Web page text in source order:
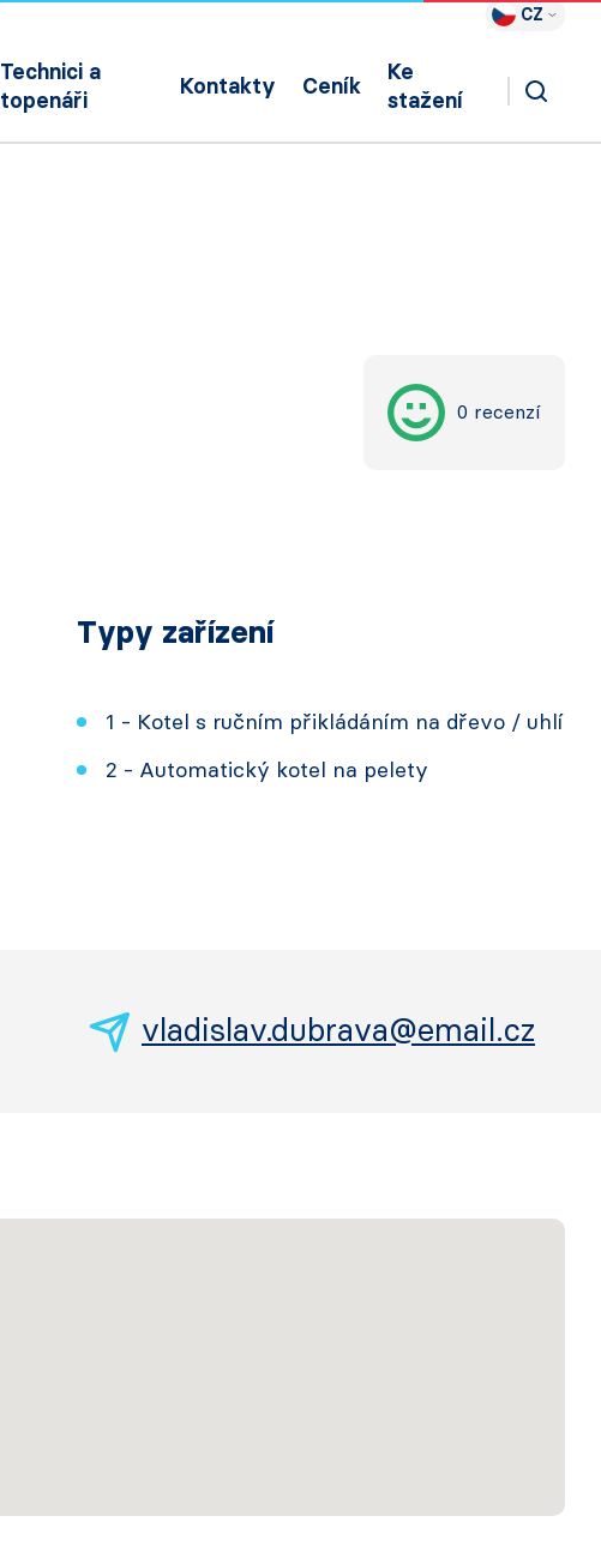
CZ
Technici a
topenáři
Kontakty Ceník
Ke
stažení
0 recenzí
Typy zařízení
1 - Kotel s ručním přikládáním na dřevo / uhlí
2 - Automatický kotel na pelety
vladislav.dubrava@email.cz